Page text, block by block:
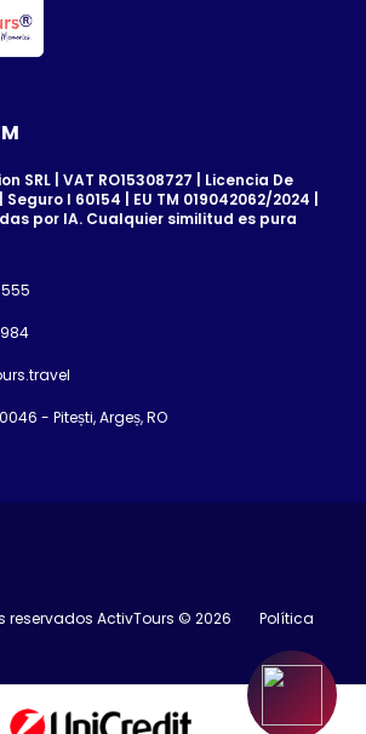
SRL | VAT RO15308727 | Licencia De
I 60154 | EU TM 019042062/2024 |
por IA. Cualquier similitud es pura
- Pitești, Argeș, RO
reservados ActivTours © 2026
Política